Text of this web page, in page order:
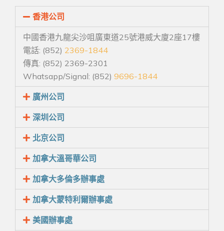
香港公司
中國香港九龍尖沙咀廣東道25號港威大廈2座17樓
電話: (852) 2369-1844
傳真: (852) 2369-2301
Whatsapp/Signal: (852) 9696-1844
廣州公司
深圳公司
北京公司
加拿大溫哥華公司
加拿大多倫多辦事處
加拿大蒙特利爾辦事處
美國辦事處